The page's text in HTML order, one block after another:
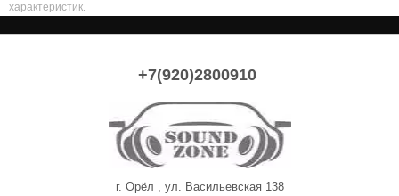
характеристик.
+7(920)2800910
г. Орёл , ул. Васильевская 138